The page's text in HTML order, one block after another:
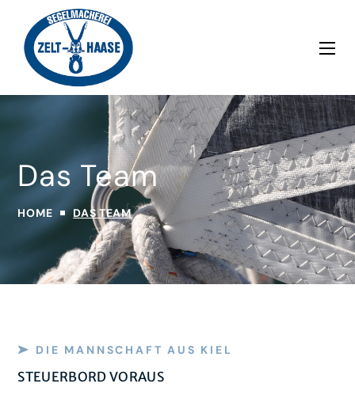
Das Team
HOME DAS TEAM
DIE MANNSCHAFT AUS KIEL
STEUERBORD VORAUS